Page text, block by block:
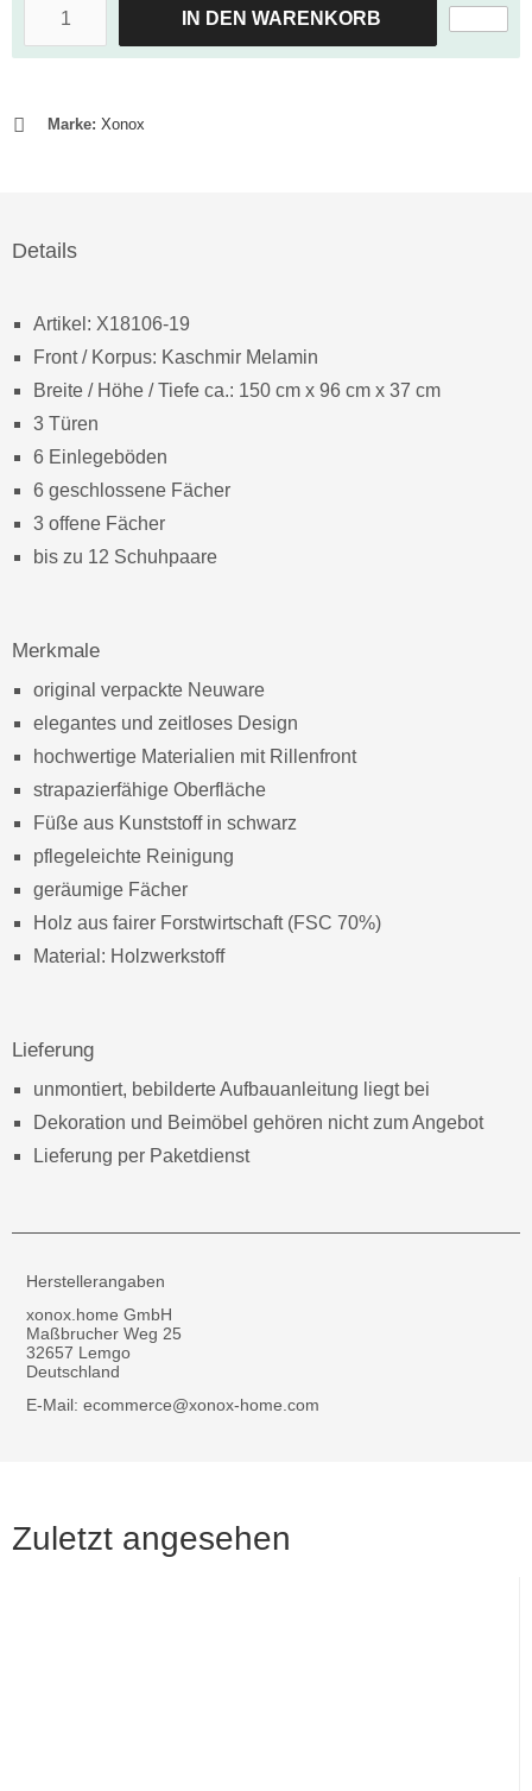
IN DEN WARENKORB
Marke: Xonox
Details
Artikel: X18106-19
Front / Korpus: Kaschmir Melamin
Breite / Höhe / Tiefe ca.: 150 cm x 96 cm x 37 cm
3 Türen
6 Einlegeböden
6 geschlossene Fächer
3 offene Fächer
bis zu 12 Schuhpaare
Merkmale
original verpackte Neuware
elegantes und zeitloses Design
hochwertige Materialien mit Rillenfront
strapazierfähige Oberfläche
Füße aus Kunststoff in schwarz
pflegeleichte Reinigung
geräumige Fächer
Holz aus fairer Forstwirtschaft (FSC 70%)
Material: Holzwerkstoff
Lieferung
unmontiert, bebilderte Aufbauanleitung liegt bei
Dekoration und Beimöbel gehören nicht zum Angebot
Lieferung per Paketdienst
Herstellerangaben
xonox.home GmbH
Maßbrucher Weg 25
32657 Lemgo
Deutschland
E-Mail: ecommerce@xonox-home.com
Zuletzt angesehen